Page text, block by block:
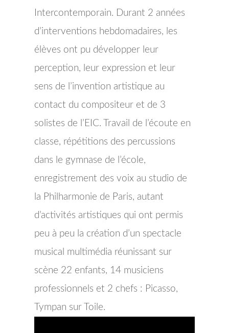
Intercontemporain. Durant 2 années
d’interventions hebdomadaires, les
élèves ont pu développer leur
perception, leur expression et leur
sens de l’invention artistique au
contact du compositeur et de 3
solistes de l’EIC. Travail de l’écoute en
classe, répétitions des percussions
dans le gymnase de l’école,
enregistrement des voix au studio de
la Philharmonie de Paris, autant
d’activités artistiques qui ont permis
peu à peu la création d’un spectacle
musical multimédia réunissant sur
scène 22 enfants, 14 musiciens
professionnels et 2 chefs : Picasso,
Tympan sur Toile.